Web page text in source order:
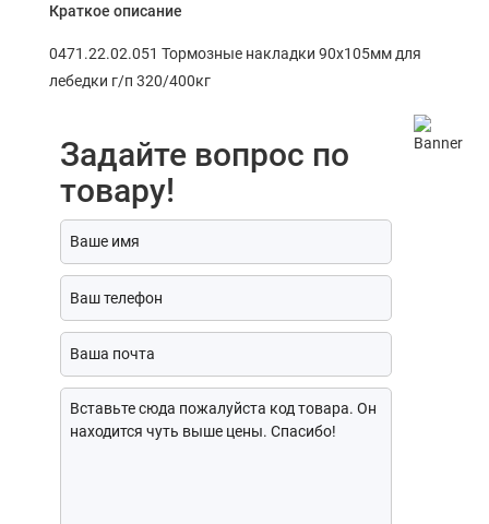
Краткое описание
0471.22.02.051 Тормозные накладки 90х105мм для
лебедки г/п 320/400кг
Задайте вопрос по
товару!